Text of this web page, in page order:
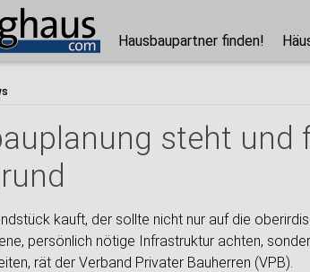
den
Hausbaupartner finden!
steht und
kauft, der sollte nicht nur auf die
persönlich nötige Infrastruktur achten,
rät der Verband Privater Bauherren (VPB).